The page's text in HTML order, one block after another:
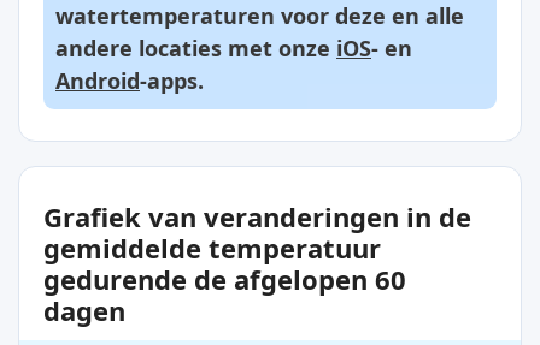
watertemperaturen voor deze en alle
andere locaties met onze iOS- en
Android-apps.
Grafiek van veranderingen in de
gemiddelde temperatuur
gedurende de afgelopen 60
dagen